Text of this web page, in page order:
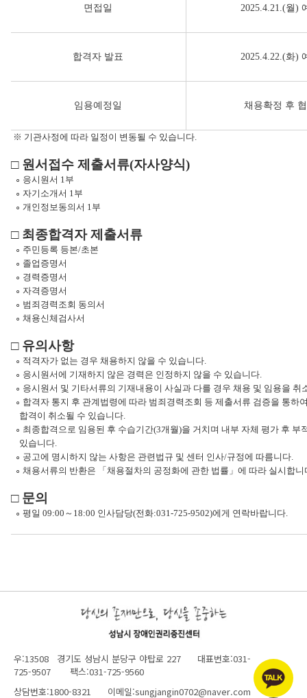
면접일 2025.4.21.(월)
합격자 발표 2025.4.22.(화)
임용예정일 채용확정 후
※ 기관사정에 따라 일정이 변동될 수 있습니다.
​□ 원서접수 제출서류(자사양식)
∘ 응시원서 1부
∘ 자기소개서 1부
∘ 개인정보동의서 1부
□ 최종합격자 제출서류
∘ 주민등록 등본/초본
∘ 졸업증명서
∘ 경력증명서
∘ 자격증명서
∘ 범죄경력조회 동의서
∘ 채용신체검사서
□ 유의사항
∘ 적격자가 없는 경우 채용하지 않을 수 있습니다.
∘ 응시원서에 기재하지 않은 경력은 인정하지 않을 수 있습니다.
∘ 응시원서 및 기타서류의 기재내용이 사실과 다를 경우 채용 및 임용을 취
∘ 합격자 통지 후 관계법령에 따라 범죄경력조회 등 제출서류 검증을 통하
합격이 취소될 수 있습니다.
∘ 최종합격으로 임용된 후 수습기간(3개월)을 거치며 내부 자체 평가 후 부
있습니다.
∘ 공고에 명시하지 않는 사항은 관련법규 및 센터 인사/규정에 따름니다.
∘ 채용서류의 반환은 「채용절차의 공정화에 관한 법률」에 따라 실시합니
□ 문의
∘ 평일 09:00～18:00 인사담당(전화:031-725-9502)에게 연락바랍니다.
우:13508 경기도 성남시 분당구 야탑로 227 대표번호:031-
725-9507 팩스:031-725-9560
상담번호:1800-8321 이메일:sungjangin0702@naver.com